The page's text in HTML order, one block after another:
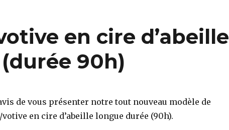
en cire d’abeille
90h)
de vous présenter notre tout nouveau modèle de
en cire d’abeille longue durée (90h).